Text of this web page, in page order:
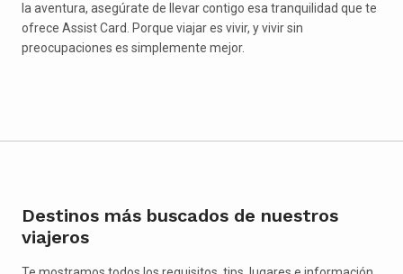
la aventura, asegúrate de llevar contigo esa tranquilidad que te
ofrece Assist Card. Porque viajar es vivir, y vivir sin
preocupaciones es simplemente mejor.
Destinos más buscados de nuestros
viajeros